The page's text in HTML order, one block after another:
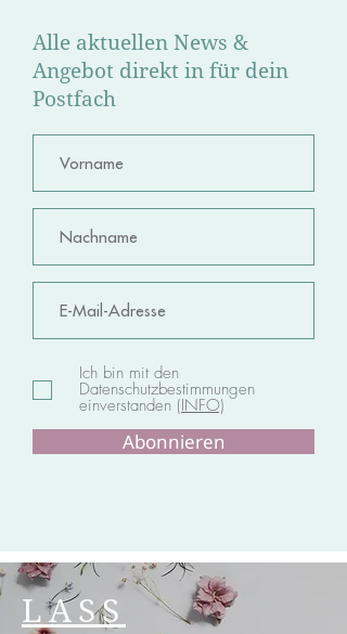
Alle aktuellen News &
Angebot direkt in für dein
Postfach
Ich bin mit den
Datenschutzbestimmungen
einverstanden (INFO)
Abonnieren
LASS